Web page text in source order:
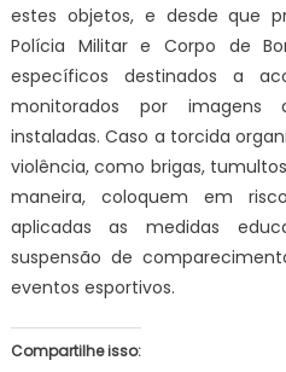
estes objetos, e desde que
Polícia Militar e Corpo de
específicos destinados a
monitorados por imagens
instaladas. Caso a torcida
violência, como brigas,
maneira, coloquem em
aplicadas as medidas
suspensão de
eventos esportivos.
Compartilhe isso: